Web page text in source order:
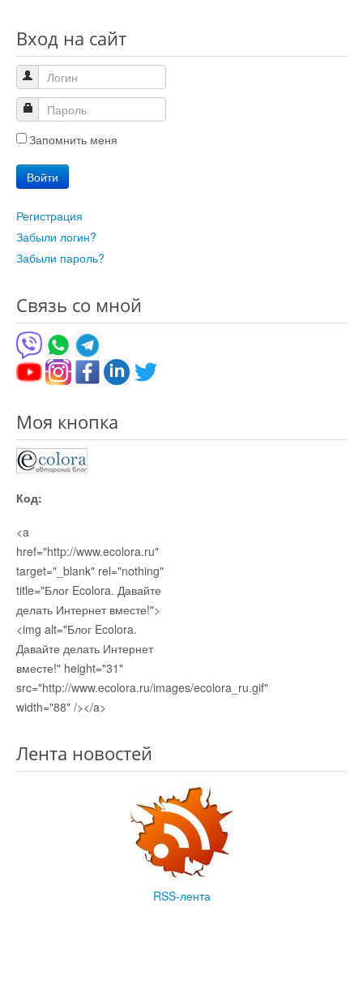
Мысли
Языки
Lietuviškai
English
Вход на сайт
Запомнить меня
Войти
Регистрация
Забыли логин?
Забыли пароль?
Связь со мной
Моя кнопка
Код:
<a
href="http://www.ecolora.ru"
target="_blank" rel="nothing"
title="Блог Ecolora. Давайте
делать Интернет вместе!">
<img alt="Блог Ecolora.
Давайте делать Интернет
вместе!" height="31"
src="http://www.ecolora.ru/images/ecolora_ru.gif"
width="88" /></a>
Лента новостей
RSS-лента